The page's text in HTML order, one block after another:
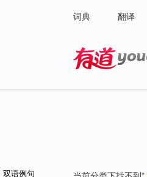
词典 翻译
双语例句